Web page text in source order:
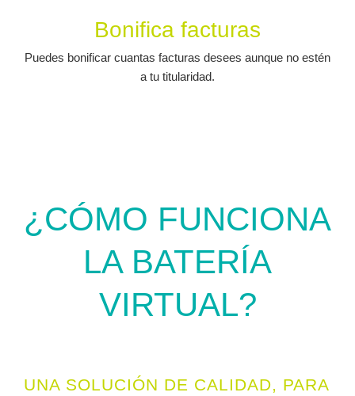
Bonifica facturas
Puedes bonificar cuantas facturas desees aunque no estén
a tu titularidad.
¿CÓMO FUNCIONA
LA BATERÍA
VIRTUAL?
UNA SOLUCIÓN DE CALIDAD, PARA